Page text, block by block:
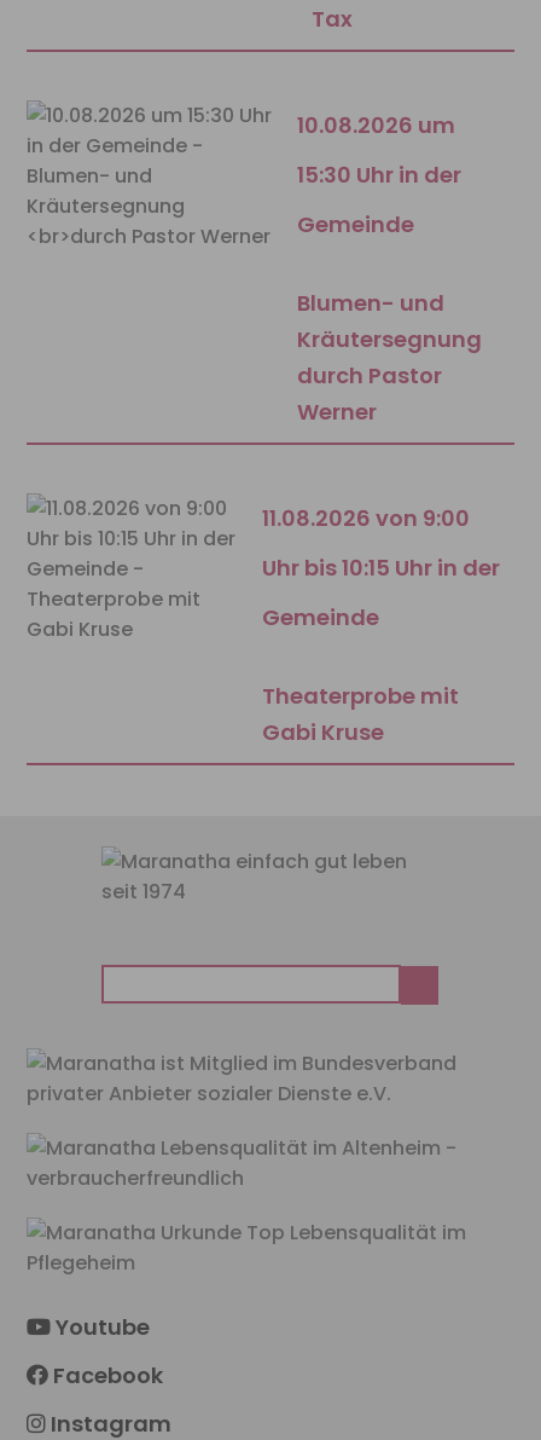
Tax
10.08.2026 um
15:30 Uhr in der
Gemeinde
Blumen- und
Kräutersegnung
durch Pastor
Werner
11.08.2026 von 9:00
Uhr bis 10:15 Uhr in der
Gemeinde
Theaterprobe mit
Gabi Kruse
nach:
Youtube
Facebook
Instagram